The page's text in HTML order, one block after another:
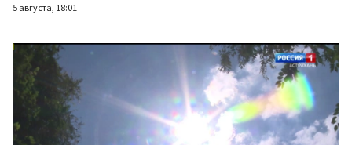
5 августа, 18:01